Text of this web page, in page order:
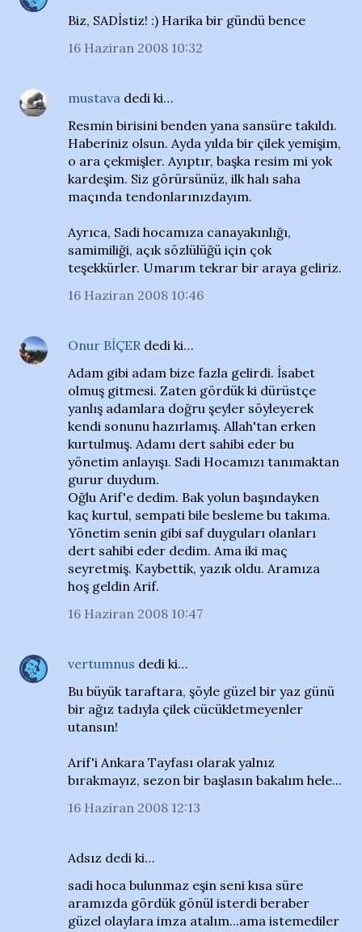
Biz, SADİstiz! :) Harika bir gündü bence
16 Haziran 2008 10:32
mustava dedi ki…
Resmin birisini benden yana sansüre takıldı.
Haberiniz olsun. Ayda yılda bir çilek yemişim,
o ara çekmişler. Ayıptır, başka resim mi yok
kardeşim. Siz görürsünüz, ilk halı saha
maçında tendonlarınızdayım.
Ayrıca, Sadi hocamıza canayakınlığı,
samimiliği, açık sözlülüğü için çok
teşekkürler. Umarım tekrar bir araya geliriz.
16 Haziran 2008 10:46
Onur BİÇER dedi ki…
Adam gibi adam bize fazla gelirdi. İsabet
olmuş gitmesi. Zaten gördük ki dürüstçe
yanlış adamlara doğru şeyler söyleyerek
kendi sonunu hazırlamış. Allah'tan erken
kurtulmuş. Adamı dert sahibi eder bu
yönetim anlayışı. Sadi Hocamızı tanımaktan
gurur duydum.
Oğlu Arif'e dedim. Bak yolun başındayken
kaç kurtul, sempati bile besleme bu takıma.
Yönetim senin gibi saf duyguları olanları
dert sahibi eder dedim. Ama iki maç
seyretmiş. Kaybettik, yazık oldu. Aramıza
hoş geldin Arif.
16 Haziran 2008 10:47
vertumnus dedi ki…
Bu büyük taraftara, şöyle güzel bir yaz günü
bir ağız tadıyla çilek cücükletmeyenler
utansın!
Arif'i Ankara Tayfası olarak yalnız
bırakmayız, sezon bir başlasın bakalım hele...
16 Haziran 2008 12:13
Adsız dedi ki…
sadi hoca bulunmaz eşin seni kısa süre
aramızda gördük gönül isterdi beraber
güzel olaylara imza atalım...ama istemediler